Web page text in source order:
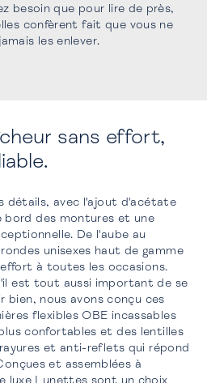
besoin que pour lire de près,
confèrent fait que vous ne
les enlever.
sans effort,
détails, avec l'ajout d'acétate
bord des montures et une
De l'aube au
unisexes haut de gamme
à toutes les occasions.
est tout aussi important de se
bien, nous avons conçu ces
flexibles OBE incassables
confortables et des lentilles
et anti-reflets qui répond
et assemblées à
luxe Lunettes sont un choix